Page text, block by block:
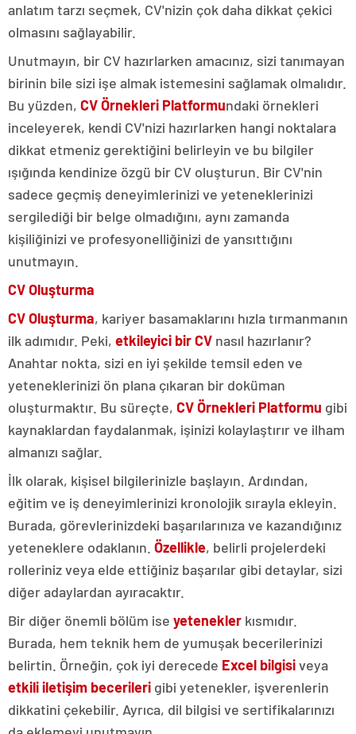
anlatım tarzı seçmek, CV'nizin çok daha dikkat çekici
olmasını sağlayabilir.
Unutmayın, bir CV hazırlarken amacınız, sizi tanımayan
birinin bile sizi işe almak istemesini sağlamak olmalıdır.
Bu yüzden, CV Örnekleri Platformundaki örnekleri
inceleyerek, kendi CV'nizi hazırlarken hangi noktalara
dikkat etmeniz gerektiğini belirleyin ve bu bilgiler
ışığında kendinize özgü bir CV oluşturun. Bir CV'nin
sadece geçmiş deneyimlerinizi ve yeteneklerinizi
sergilediği bir belge olmadığını, aynı zamanda
kişiliğinizi ve profesyonelliğinizi de yansıttığını
unutmayın.
CV Oluşturma
CV Oluşturma, kariyer basamaklarını hızla tırmanmanın
ilk adımıdır. Peki, etkileyici bir CV nasıl hazırlanır?
Anahtar nokta, sizi en iyi şekilde temsil eden ve
yeteneklerinizi ön plana çıkaran bir doküman
oluşturmaktır. Bu süreçte, CV Örnekleri Platformu gibi
kaynaklardan faydalanmak, işinizi kolaylaştırır ve ilham
almanızı sağlar.
İlk olarak, kişisel bilgilerinizle başlayın. Ardından,
eğitim ve iş deneyimlerinizi kronolojik sırayla ekleyin.
Burada, görevlerinizdeki başarılarınıza ve kazandığınız
yeteneklere odaklanın. Özellikle, belirli projelerdeki
rolleriniz veya elde ettiğiniz başarılar gibi detaylar, sizi
diğer adaylardan ayıracaktır.
Bir diğer önemli bölüm ise yetenekler kısmıdır.
Burada, hem teknik hem de yumuşak becerilerinizi
belirtin. Örneğin, çok iyi derecede Excel bilgisiveya
etkili iletişim becerileri gibi yetenekler, işverenlerin
dikkatini çekebilir. Ayrıca, dil bilgisi ve sertifikalarınızı